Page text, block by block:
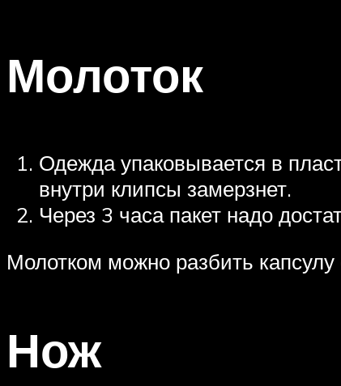
Молоток
Одежда упаковывается в
внутри клипсы замерзнет.
Через 3 часа пакет надо
Молотком можно разбить
Нож